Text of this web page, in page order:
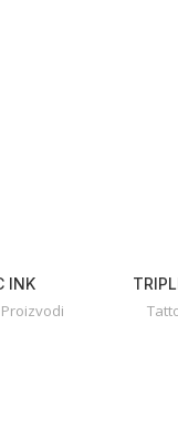
INK